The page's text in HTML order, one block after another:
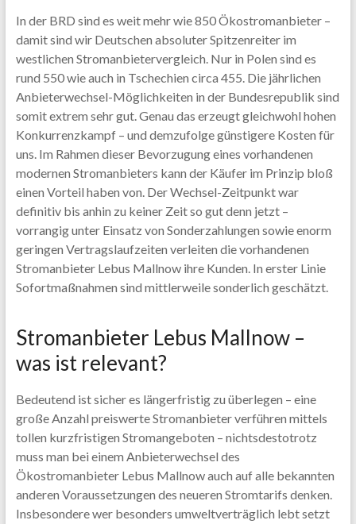
In der BRD sind es weit mehr wie 850 Ökostromanbieter –
damit sind wir Deutschen absoluter Spitzenreiter im
westlichen Stromanbietervergleich. Nur in Polen sind es
rund 550 wie auch in Tschechien circa 455. Die jährlichen
Anbieterwechsel-Möglichkeiten in der Bundesrepublik sind
somit extrem sehr gut. Genau das erzeugt gleichwohl hohen
Konkurrenzkampf – und demzufolge günstigere Kosten für
uns. Im Rahmen dieser Bevorzugung eines vorhandenen
modernen Stromanbieters kann der Käufer im Prinzip bloß
einen Vorteil haben von. Der Wechsel-Zeitpunkt war
definitiv bis anhin zu keiner Zeit so gut denn jetzt –
vorrangig unter Einsatz von Sonderzahlungen sowie enorm
geringen Vertragslaufzeiten verleiten die vorhandenen
Stromanbieter Lebus Mallnow ihre Kunden. In erster Linie
Sofortmaßnahmen sind mittlerweile sonderlich geschätzt.
Stromanbieter Lebus Mallnow –
was ist relevant?
Bedeutend ist sicher es längerfristig zu überlegen – eine
große Anzahl preiswerte Stromanbieter verführen mittels
tollen kurzfristigen Stromangeboten – nichtsdestotrotz
muss man bei einem Anbieterwechsel des
Ökostromanbieter Lebus Mallnow auch auf alle bekannten
anderen Voraussetzungen des neueren Stromtarifs denken.
Insbesondere wer besonders umweltverträglich lebt setzt